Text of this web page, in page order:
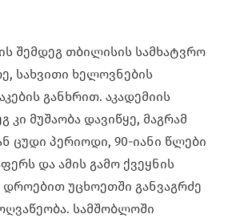
შემდეგ თბილისის სამხატვრო
სახვითი ხელოვნების
განხრით. აკადემიის
კი მუშაობა დავიწყე, მაგრამ
ცუდი პერიოდი, 90-იანი წლები
და ამის გამო ქვეყნის
დროებით უცხოეთში განვაგრძე
სამშობლოში